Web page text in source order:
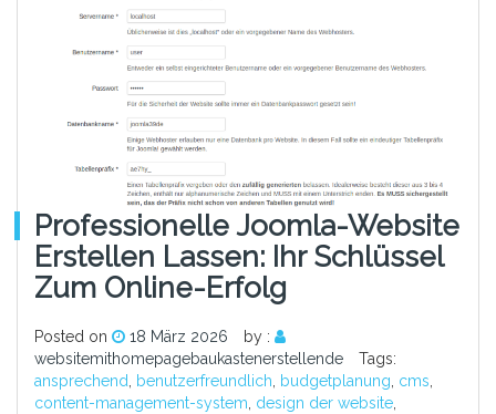
Professionelle Joomla-Website
Erstellen Lassen: Ihr Schlüssel
Zum Online-Erfolg
Posted on 18 März 2026
by :
websitemithomepagebaukastenerstellende
Tags:
ansprechend
benutzerfreundlich budgetplanung cms
content-management-system design der website